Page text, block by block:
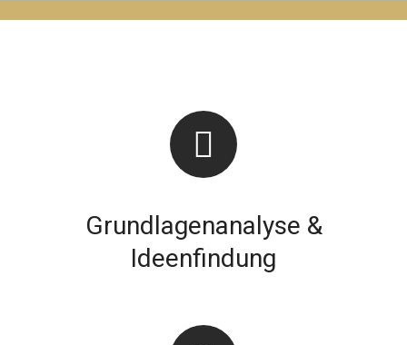
Grundlagenanalyse &
Ideenfindung